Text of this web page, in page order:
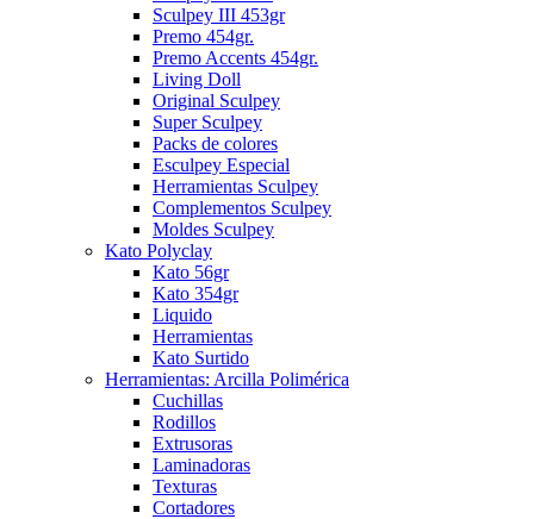
Sculpey III 453gr
Premo 454gr.
Premo Accents 454gr.
Living Doll
Original Sculpey
Super Sculpey
Packs de colores
Esculpey Especial
Herramientas Sculpey
Complementos Sculpey
Moldes Sculpey
Kato Polyclay
Kato 56gr
Kato 354gr
Liquido
Herramientas
Kato Surtido
Herramientas: Arcilla Polimérica
Cuchillas
Rodillos
Extrusoras
Laminadoras
Texturas
Cortadores